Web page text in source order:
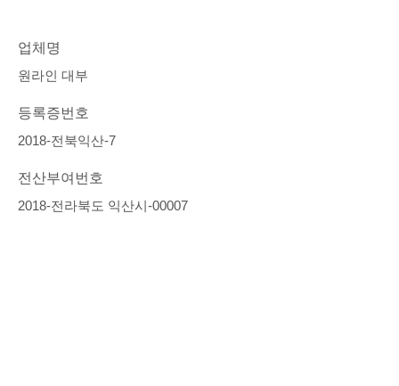
업체명
원라인 대부
등록증번호
2018-전북익산-7
전산부여번호
2018-전라북도 익산시-00007